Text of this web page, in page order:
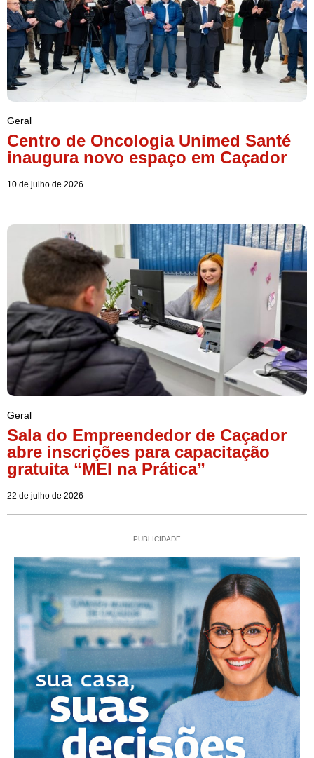
Geral
Centro de Oncologia Unimed Santé
inaugura novo espaço em Caçador
10 de julho de 2026
Geral
Sala do Empreendedor de Caçador
abre inscrições para capacitação
gratuita “MEI na Prática”
22 de julho de 2026
PUBLICIDADE